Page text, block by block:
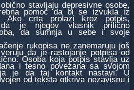
stavljaju depresivne osobe,
pomoć da bi se izvukla iz
Ako crta prolazi kroz potpis,
je njegov vlasnik prilično
da sumnja u sebe i svoje
rukopisa ne zanemaruju još
da je rastojanje potpisa od
Osoba koja potpis stavlja uz
i tesno povezana sa svojom
je da taj kontakt nastavi. U
od teksta otkriva nezavisnu i